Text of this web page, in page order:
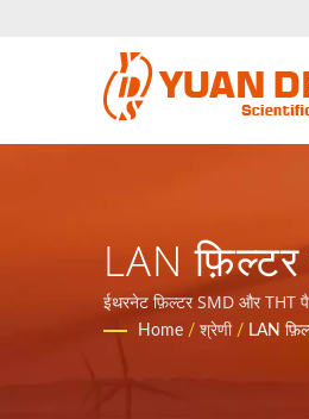
LAN
लिए कुल
ईथरनेट फ़िल्टर SMD और THT
Home / श्रेणी / LAN